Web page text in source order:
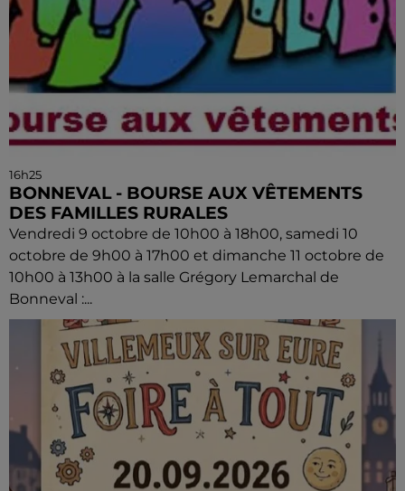
16h25
BONNEVAL - BOURSE AUX VÊTEMENTS
DES FAMILLES RURALES
Vendredi 9 octobre de 10h00 à 18h00, samedi 10
octobre de 9h00 à 17h00 et dimanche 11 octobre de
10h00 à 13h00 à la salle Grégory Lemarchal de
Bonneval :...